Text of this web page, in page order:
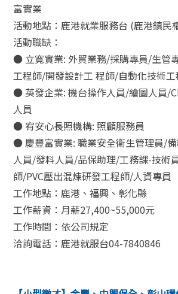
富實業
活動地點：鹿港就業服務台 (鹿港鎮民
活動職缺：
● 立寬實業: 外貿業務/採購專員/生管
工程師/開發設計工 程師/自動化技術
● 英發企業: 機台操作人員/繪圖人員/
人員
● 宥安心長照機構: 照顧服務員
● 慶豐富實業: 職業安全衛生管理員/
人員/發料人員/品保助理/工務課-技術
師/PVC壓出混煉研發工程師/人資專員
工作地點：鹿港、福興、彰化縣
工作薪資：月薪27,400~55,000元
工作時間：依公司規定
洽詢電話：鹿港就服台04-7840846